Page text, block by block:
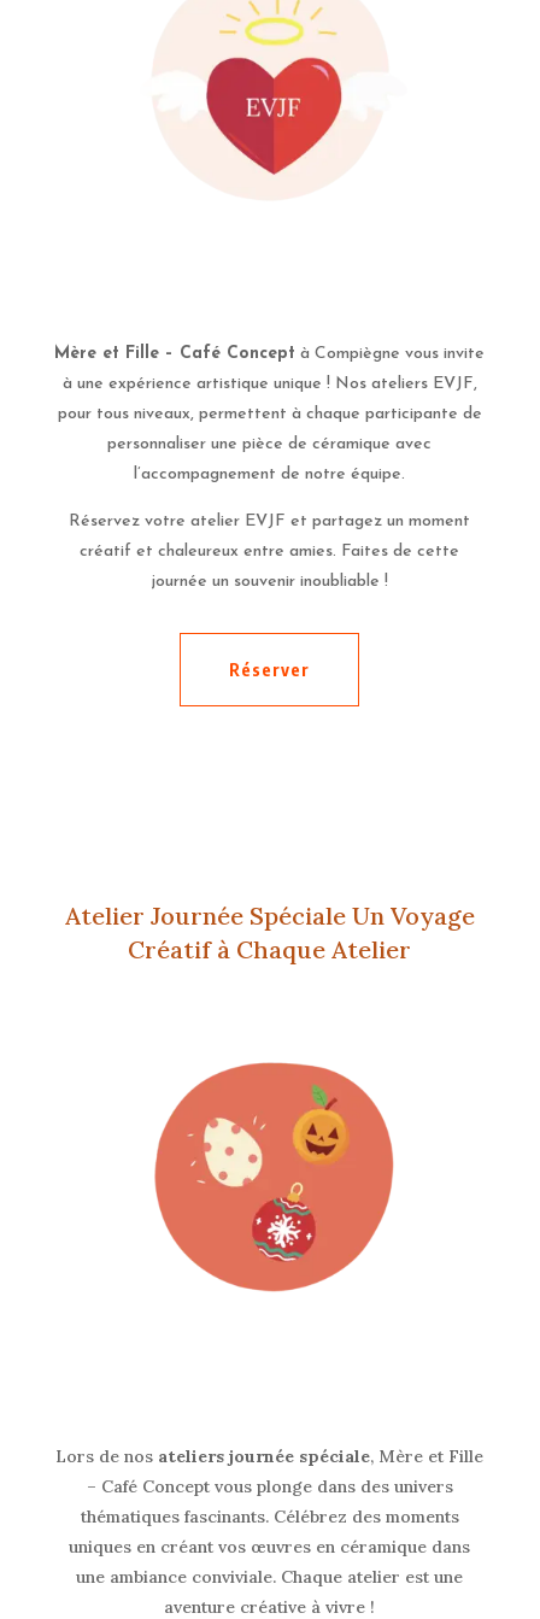
Mère et Fille – Café Concept à Compiègne vous invite
à une expérience artistique unique ! Nos ateliers EVJF,
pour tous niveaux, permettent à chaque participante de
personnaliser une pièce de céramique avec
l’accompagnement de notre équipe.
Réservez votre atelier EVJF et partagez un moment
créatif et chaleureux entre amies. Faites de cette
journée un souvenir inoubliable !
Réserver
Atelier Journée Spéciale Un Voyage
Créatif à Chaque Atelier
Lors de nos ateliers journée spéciale, Mère et Fille
– Café Concept vous plonge dans des univers
thématiques fascinants. Célébrez des moments
uniques en créant vos œuvres en céramique dans
une ambiance conviviale. Chaque atelier est une
aventure créative à vivre !